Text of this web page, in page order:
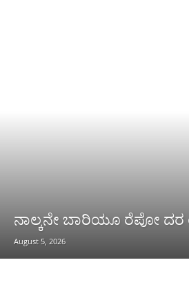
ನಾಲ್ಕನೇ ಬಾರಿಯೂ ರೆಪೋ ದರ
August 5, 2026